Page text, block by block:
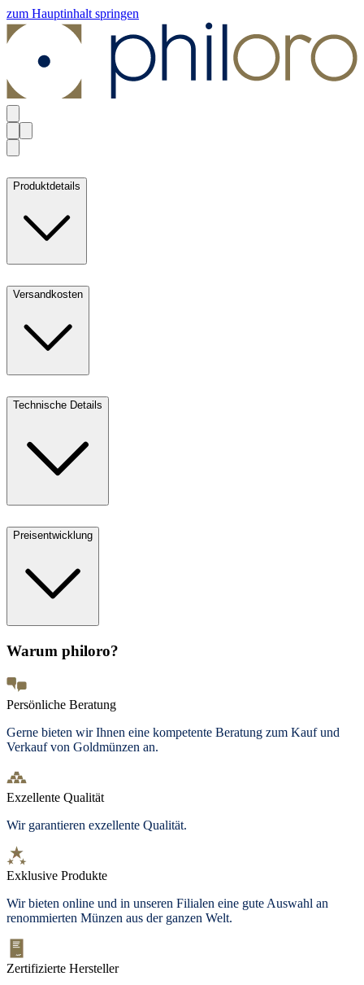
zum Hauptinhalt springen
Produktdetails
Versandkosten
Technische Details
Preisentwicklung
Warum philoro?
Persönliche Beratung
Gerne bieten wir Ihnen eine kompetente Beratung zum Kauf und
Verkauf von Goldmünzen an.
Exzellente Qualität
Wir garantieren exzellente Qualität.
Exklusive Produkte
Wir bieten online und in unseren Filialen eine gute Auswahl an
renommierten Münzen aus der ganzen Welt.
Zertifizierte Hersteller